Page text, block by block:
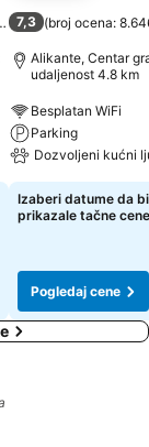
)
7,3 (broj ocena:
Alikante, Centar
udaljenost 4.8 km
Besplatan WiFi
Parking
Dozvoljeni kućni
Izaberi datume da
prikazale tačne cene
Pogledaj cene